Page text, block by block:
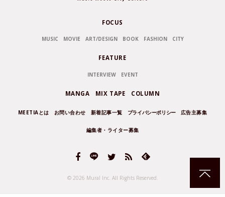
FOCUS
MUSIC MOVIE ART/DESIGN BOOK FASHION CITY
FEATURE
INTERVIEW EVENT
MANGA MIX TAPE COLUMN
MEETIAとは お問い合わせ 新着記事一覧 プライバシーポリシー 広告主募集
編集者・ライター募集
© 2026 Mural Inc. All Rights Reserved.